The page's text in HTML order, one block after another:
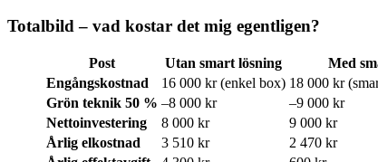
Totalbild – vad kostar det mig egentligen?
Post Utan smart lösning
Med
Engångskostnad
16 000 kr (enkel box) 18 000 kr
Grön teknik 50 % –8 000 kr
–9 000 kr
Nettoinvestering
8 000 kr
9 000 kr
Årlig elkostnad
3 510 kr
2 470 kr